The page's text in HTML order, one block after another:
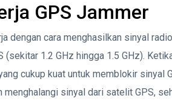
GPS Jammer
dengan cara menghasilkan sinyal
(sekitar 1.2 GHz hingga 1.5 GHz).
cukup kuat untuk memblokir sinyal
menghalangi sinyal dari satelit GPS,